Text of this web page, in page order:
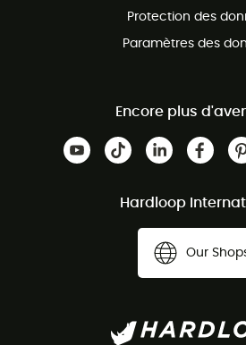
Protection des
Paramètres des
Encore plus
Hardloop
Our